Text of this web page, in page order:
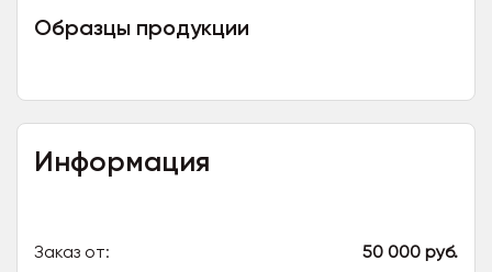
Образцы продукции
Информация
Заказ от: 50 000 руб.